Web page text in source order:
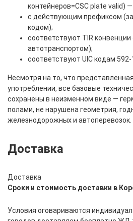
контейнеров=CSC plate valid)
с действующим префиксом
кодом);
соответствуют TIR конвенции
автотранспортом);
соответствуют UIC кодам
Несмотря на то, что
употреблении, все базовые
сохранены в неизменном виде —
полами, не нарушена геометрия,
железнодорожных и автоперевозок.
Доставка
Доставка
Сроки и стоимость доставки в
Условия оговариваются